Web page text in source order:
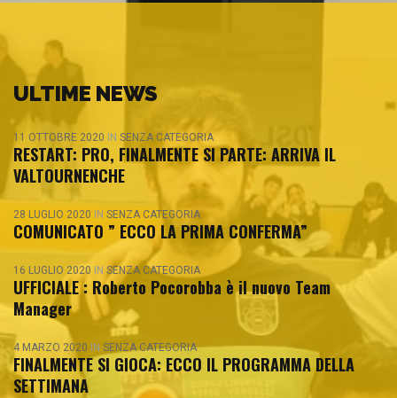
ULTIME NEWS
11 OTTOBRE 2020 IN SENZA CATEGORIA
RESTART: PRO, FINALMENTE SI PARTE: ARRIVA IL
VALTOURNENCHE
28 LUGLIO 2020 IN SENZA CATEGORIA
COMUNICATO ” ECCO LA PRIMA CONFERMA”
16 LUGLIO 2020 IN SENZA CATEGORIA
UFFICIALE : Roberto Pocorobba è il nuovo Team
Manager
4 MARZO 2020 IN SENZA CATEGORIA
FINALMENTE SI GIOCA: ECCO IL PROGRAMMA DELLA
SETTIMANA